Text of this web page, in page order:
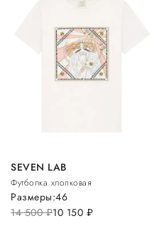
SEVEN LAB
Футболка хлопковая
14 500руб.10 150 руб.
Размеры:46